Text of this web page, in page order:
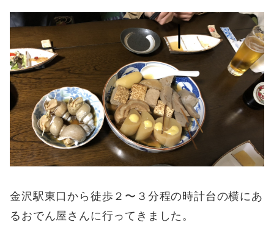
金沢駅東口から徒歩２〜３分程の時計台の横にあ
るおでん屋さんに行ってきました。